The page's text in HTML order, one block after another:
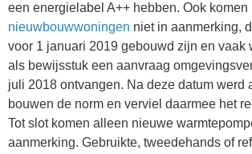
een energielabel A++ hebben. Ook komen
nieuwbouwwoningen niet in aanmerking,
voor 1 januari 2019 gebouwd zijn en vaak
als bewijsstuk een aanvraag
juli 2018 ontvangen. Na deze datum werd
bouwen de norm en verviel daarmee het
Tot slot komen alleen nieuwe
aanmerking. Gebruikte, tweedehands of